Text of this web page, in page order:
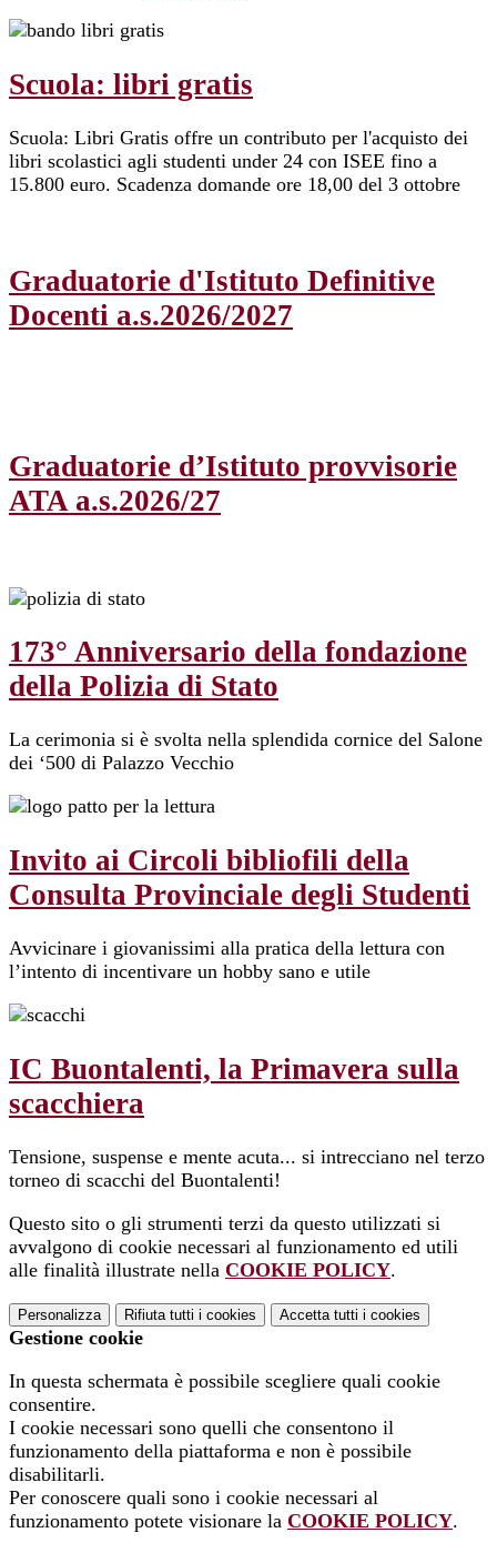
Scuola: libri gratis
Scuola: Libri Gratis offre un contributo per l'acquisto dei
libri scolastici agli studenti under 24 con ISEE fino a
15.800 euro. Scadenza domande ore 18,00 del 3 ottobre
Graduatorie d'Istituto Definitive
Docenti a.s.2026/2027
Graduatorie d’Istituto provvisorie
ATA a.s.2026/27
173° Anniversario della fondazione
della Polizia di Stato
La cerimonia si è svolta nella splendida cornice del Salone
dei ‘500 di Palazzo Vecchio
Invito ai Circoli bibliofili della
Consulta Provinciale degli Studenti
Avvicinare i giovanissimi alla pratica della lettura con
l’intento di incentivare un hobby sano e utile
IC Buontalenti, la Primavera sulla
scacchiera
Tensione, suspense e mente acuta... si intrecciano nel terzo
torneo di scacchi del Buontalenti!
Questo sito o gli strumenti terzi da questo utilizzati si
avvalgono di cookie necessari al funzionamento ed utili
alle finalità illustrate nella COOKIE POLICY.
Personalizza Rifiuta tutti i cookies Accetta tutti i cookies
Gestione cookie
In questa schermata è possibile scegliere quali cookie
consentire.
I cookie necessari sono quelli che consentono il
funzionamento della piattaforma e non è possibile
disabilitarli.
Per conoscere quali sono i cookie necessari al
funzionamento potete visionare la COOKIE POLICY.